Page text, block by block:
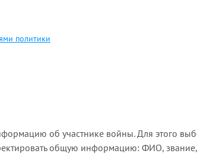
политики
об участнике войны. Для этого
общую информацию: ФИО,